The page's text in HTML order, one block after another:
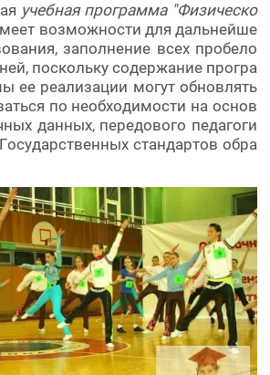
учебная программа "Физическо
возможности для дальнейше
заполнение всех пробело
поскольку содержание програ
ее реализации могут обновлять
по необходимости на основ
данных, передового педагоги
стандартов обра